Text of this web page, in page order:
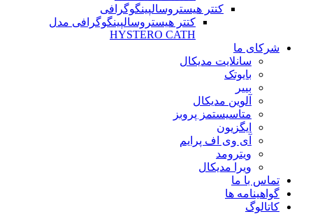
کتتر هیستروسالپینگوگرافی
کتتر هیستروسالپینگوگرافی مدل
HYSTERO CATH
شرکای ما
سانلایت مدیکال
بایوتک
بییر
آلوین مدیکال
متاسیستمز پروبز
ایگزیون
آی وی اف پرایم
ویترومد
ویرا مدیکال
تماس با ما
گواهینامه ها
کاتالوگ